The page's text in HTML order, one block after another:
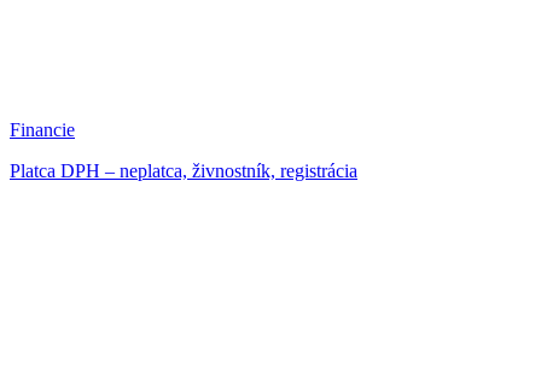
Financie
Platca DPH – neplatca, živnostník, registrácia